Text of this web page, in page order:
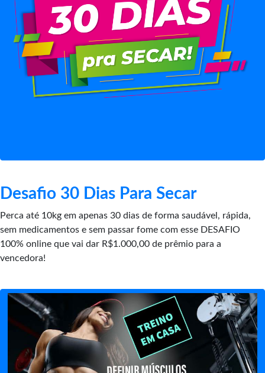
Desafio 30 Dias Para Secar
Perca até 10kg em apenas 30 dias de forma saudável, rápida,
sem medicamentos e sem passar fome com esse DESAFIO
100% online que vai dar R$1.000,00 de prêmio para a
vencedora!